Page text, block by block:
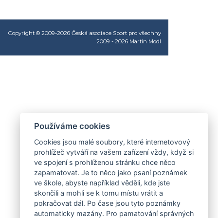
Copyright © 2009-2026 Česká asociace Sport pro všechny
2009 - 2026 Martin Modl
Používáme cookies
Cookies jsou malé soubory, které internetovový
prohlížeč vytváří na vašem zařízení vždy, když si
ve spojení s prohlíženou stránku chce něco
zapamatovat. Je to něco jako psaní poznámek
ve škole, abyste například věděli, kde jste
skončili a mohli se k tomu místu vrátit a
pokračovat dál. Po čase jsou tyto poznámky
automaticky mazány. Pro pamatování správných